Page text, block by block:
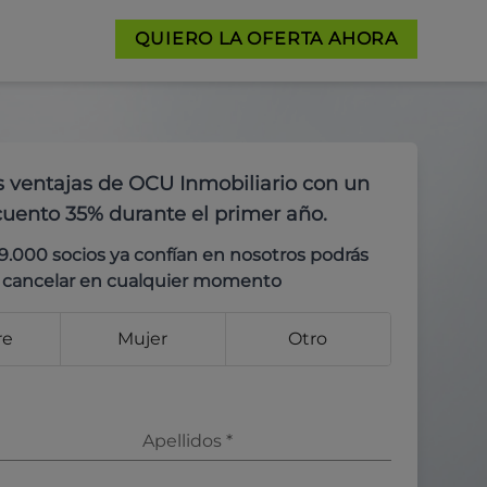
QUIERO LA OFERTA AHORA
ventajas de OCU Inmobiliario con un
35% durante el primer año.
socios ya confían en nosotros podrás
cancelar en cualquier momento
Mujer Otro
Apellidos *